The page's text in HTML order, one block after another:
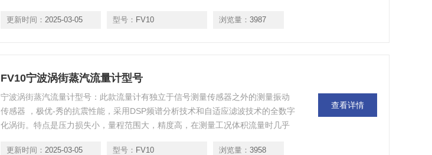
更新时间： 2025-03-05 型号： FV10 浏览量： 3987
FV10宁波涡街蒸汽流量计型号
宁波涡街蒸汽流量计型号：此款流量计有独立于信号测量传感器之外的测量振动
传感器 ，极优-秀的抗震性能，采用DSP频谱分析技术和自适应滤波技术的全数字
化涡街。特点是压力损失小，量程范围大，精度高，在测量工况体积流量时几乎
更新时间： 2025-03-05 型号： FV10 浏览量： 3958
查看详情